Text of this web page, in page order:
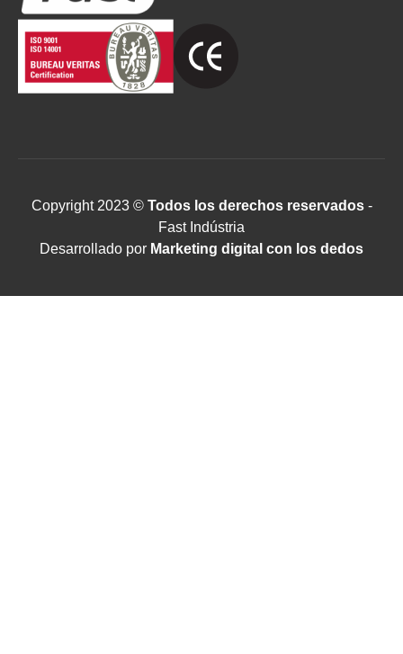
Copyright 2023 © Todos los derechos reservados-
Fast Indústria
Desarrollado por Marketing digital con los dedos